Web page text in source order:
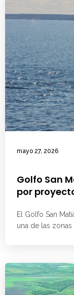
mayo 27, 2026
Golfo San
por
El Golfo San
una de las